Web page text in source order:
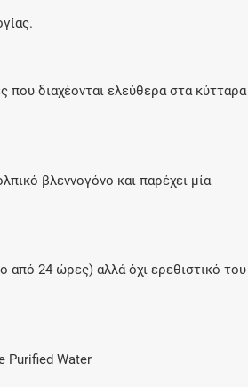
που διαχέονται ελεύθερα στα κύτταρα
βλεννογόνο και παρέχει μία
από 24 ώρες) αλλά όχι ερεθιστικό του
Purified Water